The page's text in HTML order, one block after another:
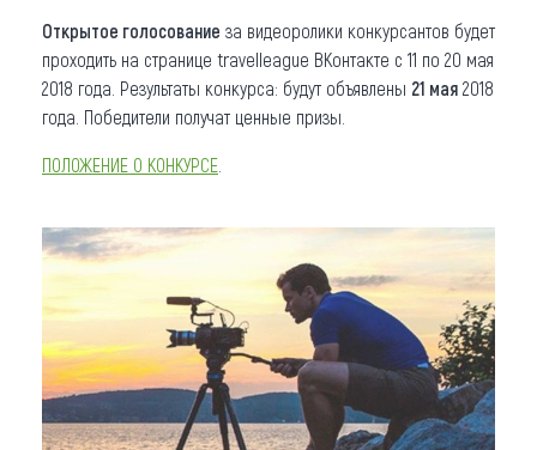
Открытое голосование за видеоролики конкурсантов будет
проходить на странице travelleague ВКонтакте с 11 по 20 мая
2018 года. Результаты конкурса: будут объявлены 21 мая 2018
года. Победители получат ценные призы.
ПОЛОЖЕНИЕ О КОНКУРСЕ